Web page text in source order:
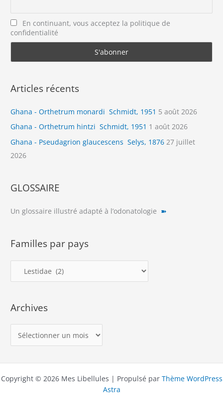
En continuant, vous acceptez la politique de
confidentialité
Articles récents
Ghana - Orthetrum monardi Schmidt, 1951 5 août 2026
Ghana - Orthetrum hintzi Schmidt, 1951 1 août 2026
Ghana - Pseudagrion glaucescens Selys, 1876 27 juillet
2026
GLOSSAIRE
Un glossaire illustré adapté à l’odonatologie ➽
Familles par pays
a
i
e
Archives
r
i
Copyright © 2026 Mes Libellules | Propulsé par Thème WordPress
Astra